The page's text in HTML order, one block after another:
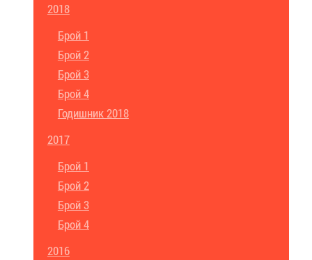
2018
Брой 1
Брой 2
Брой 3
Брой 4
Годишник 2018
2017
Брой 1
Брой 2
Брой 3
Брой 4
2016